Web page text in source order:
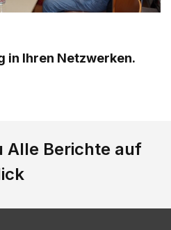
in Ihren Netzwerken.
Alle Berichte auf